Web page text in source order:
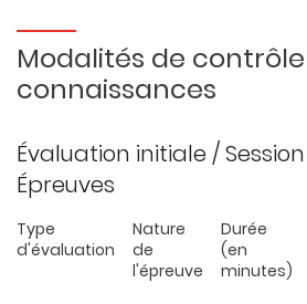
Modalités de
connaissances
Évaluation initiale /
Épreuves
Type
d'évaluation
Nature
de
l'épreuve
Durée
(en
minutes)